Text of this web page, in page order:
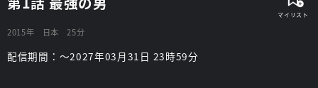
2015年 日本 25分
配信期間：～2027年03月31日 23時59分